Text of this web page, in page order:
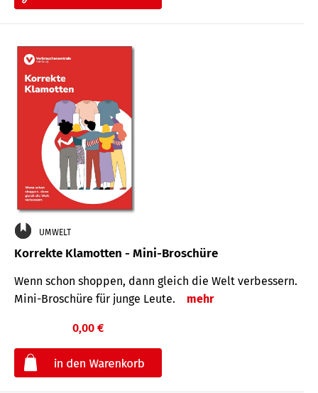
UMWELT
Korrekte Klamotten - Mini-Broschüre
Wenn schon shoppen, dann gleich die Welt verbessern.
Mini-Broschüre für junge Leute.
mehr
0,00 €